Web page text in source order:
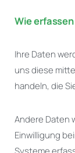
Wie
Ihre Daten
uns diese
handeln, die
Andere Daten
Einwilligung